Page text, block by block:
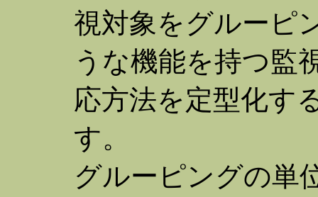
視対象をグルーピ
うな機能を持つ監
応方法を定型化す
す。
グルーピングの単